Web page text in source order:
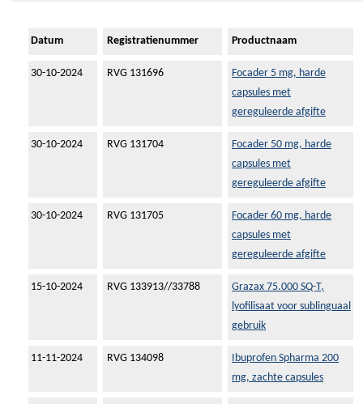
Datum Registratienummer Productnaam
30-10-2024 RVG 131696
Focader 5 mg, harde
capsules met
gereguleerde afgifte
30-10-2024 RVG 131704
Focader 50 mg, harde
capsules met
gereguleerde afgifte
30-10-2024 RVG 131705
Focader 60 mg, harde
capsules met
gereguleerde afgifte
15-10-2024 RVG 133913//33788
Grazax 75.000 SQ-T,
lyofilisaat voor sublinguaal
gebruik
11-11-2024 RVG 134098
Ibuprofen Spharma 200
mg, zachte capsules